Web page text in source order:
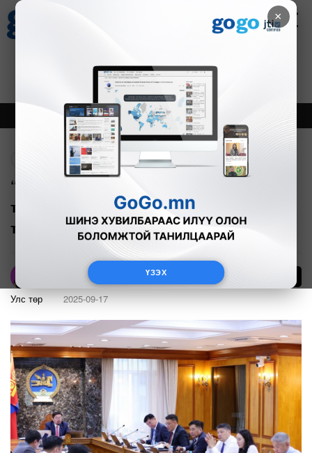
×
ҮЗЭХ
Зурхай
8.09
Онцлох Шинэ
“Ажлын байрны төлбөрөөс чөлөөлөх
тухай” Засгийн газрын тогтоолын
төслийг хэлэлцэж байна
Улс төр 2025-09-17